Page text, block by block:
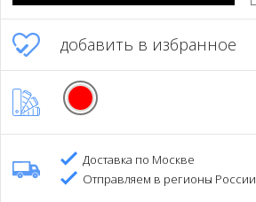
добавить в избранное
Доставка по Москве
Отправляем в регионы России